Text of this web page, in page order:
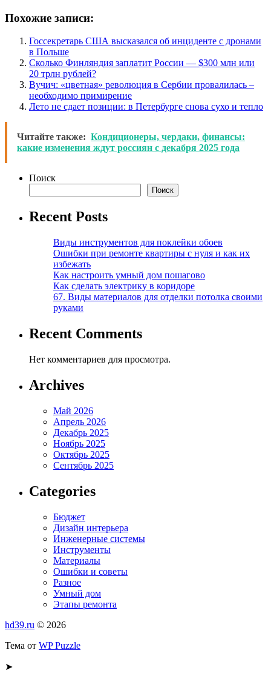
Похожие записи:
Госсекретарь США высказался об инциденте с дронами
в Польше
Сколько Финляндия заплатит России — $300 млн или
20 трлн рублей?
Вучич: «цветная» революция в Сербии провалилась –
необходимо примирение
Лето не сдает позиции: в Петербурге снова сухо и тепло
Читайте также: Кондиционеры, чердаки, финансы:
какие изменения ждут россиян с декабря 2025 года
Поиск
Поиск
Recent Posts
Виды инструментов для поклейки обоев
Ошибки при ремонте квартиры с нуля и как их
избежать
Как настроить умный дом пошагово
Как сделать электрику в коридоре
67. Виды материалов для отделки потолка своими
руками
Recent Comments
Нет комментариев для просмотра.
Archives
Май 2026
Апрель 2026
Декабрь 2025
Ноябрь 2025
Октябрь 2025
Сентябрь 2025
Categories
Бюджет
Дизайн интерьера
Инженерные системы
Инструменты
Материалы
Ошибки и советы
Разное
Умный дом
Этапы ремонта
hd39.ru © 2026
Тема от WP Puzzle
➤